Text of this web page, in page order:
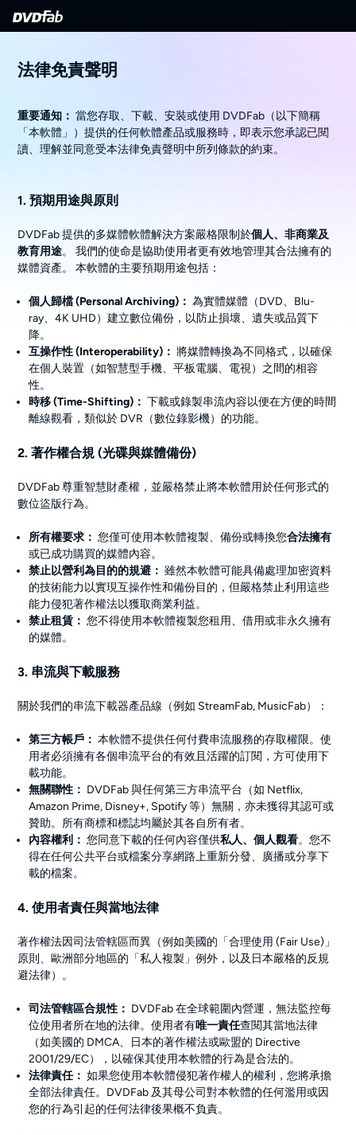
法律免責聲明
重要通知： 當您存取、下載、安裝或使用 DVDFab（以下簡稱
「本軟體」）提供的任何軟體產品或服務時，即表示您承認已閱
讀、理解並同意受本法律免責聲明中所列條款的約束。
1. 預期用途與原則
DVDFab 提供的多媒體軟體解決方案嚴格限制於個人、非商業及
教育用途。 我們的使命是協助使用者更有效地管理其合法擁有的
媒體資產。 本軟體的主要預期用途包括：
個人歸檔 (Personal Archiving)： 為實體媒體（DVD、Blu-
ray、4K UHD）建立數位備份，以防止損壞、遺失或品質下
降。
互操作性 (Interoperability)： 將媒體轉換為不同格式，以確保
在個人裝置（如智慧型手機、平板電腦、電視）之間的相容
性。
時移 (Time-Shifting)： 下載或錄製串流內容以便在方便的時間
離線觀看，類似於 DVR（數位錄影機）的功能。
2. 著作權合規 (光碟與媒體備份)
DVDFab 尊重智慧財產權，並嚴格禁止將本軟體用於任何形式的
數位盜版行為。
所有權要求： 您僅可使用本軟體複製、備份或轉換您合法擁有
或已成功購買的媒體內容。
禁止以營利為目的的規避： 雖然本軟體可能具備處理加密資料
的技術能力以實現互操作性和備份目的，但嚴格禁止利用這些
能力侵犯著作權法以獲取商業利益。
禁止租賃： 您不得使用本軟體複製您租用、借用或非永久擁有
的媒體。
3. 串流與下載服務
關於我們的串流下載器產品線（例如 StreamFab, MusicFab）：
第三方帳戶： 本軟體不提供任何付費串流服務的存取權限。使
用者必須擁有各個串流平台的有效且活躍的訂閱，方可使用下
載功能。
無關聯性： DVDFab 與任何第三方串流平台（如 Netflix,
Amazon Prime, Disney+, Spotify 等）無關，亦未獲得其認可或
贊助。所有商標和標誌均屬於其各自所有者。
內容權利： 您同意下載的任何內容僅供私人、個人觀看。您不
得在任何公共平台或檔案分享網路上重新分發、廣播或分享下
載的檔案。
4. 使用者責任與當地法律
著作權法因司法管轄區而異（例如美國的「合理使用 (Fair Use)」
原則、歐洲部分地區的「私人複製」例外，以及日本嚴格的反規
避法律）。
司法管轄區合規性： DVDFab 在全球範圍內營運，無法監控每
位使用者所在地的法律。使用者有唯一責任查閱其當地法律
（如美國的 DMCA、日本的著作權法或歐盟的 Directive
2001/29/EC），以確保其使用本軟體的行為是合法的。
法律責任： 如果您使用本軟體侵犯著作權人的權利，您將承擔
全部法律責任。DVDFab 及其母公司對本軟體的任何濫用或因
您的行為引起的任何法律後果概不負責。